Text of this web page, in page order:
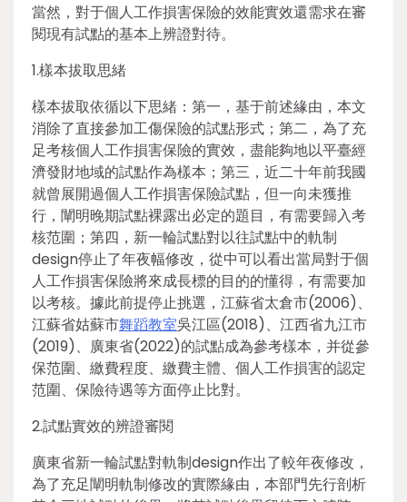
當然，對于個人工作損害保險的效能實效還需求在審
閱現有試點的基本上辨證對待。
1.樣本拔取思緒
樣本拔取依循以下思緒：第一，基于前述緣由，本文
消除了直接參加工傷保險的試點形式；第二，為了充
足考核個人工作損害保險的實效，盡能夠地以平臺經
濟發財地域的試點作為樣本；第三，近二十年前我國
就曾展開過個人工作損害保險試點，但一向未獲推
行，闡明晚期試點裸露出必定的題目，有需要歸入考
核范圍；第四，新一輪試點對以往試點中的軌制
design停止了年夜幅修改，從中可以看出當局對于個
人工作損害保險將來成長標的目的的懂得，有需要加
以考核。據此前提停止挑選，江蘇省太倉市(2006)、
江蘇省姑蘇市舞蹈教室吳江區(2018)、江西省九江市
(2019)、廣東省(2022)的試點成為參考樣本，并從參
保范圍、繳費程度、繳費主體、個人工作損害的認定
范圍、保險待遇等方面停止比對。
2.試點實效的辨證審閱
廣東省新一輪試點對軌制design作出了較年夜修改，
為了充足闡明軌制修改的實際緣由，本部門先行剖析